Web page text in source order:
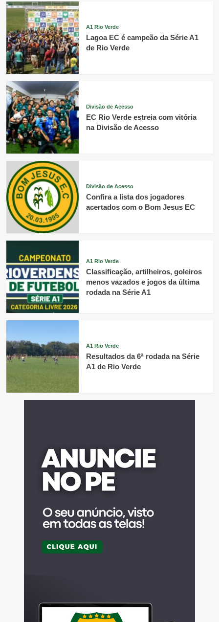
A1 Rio Verde
Lagoa EC é campeão da Série A1
de Rio Verde
Divisão de Acesso
EC Rio Verde estreia com vitória
na Divisão de Acesso
Divisão de Acesso
Confira a lista dos jogadores
acertados com o Bom Jesus EC
A1 Rio Verde
Classificação, artilheiros, goleiros
menos vazados e jogos da última
rodada na Série A1
A1 Rio Verde
Resultados da 6ª rodada na Série
A1 de Rio Verde